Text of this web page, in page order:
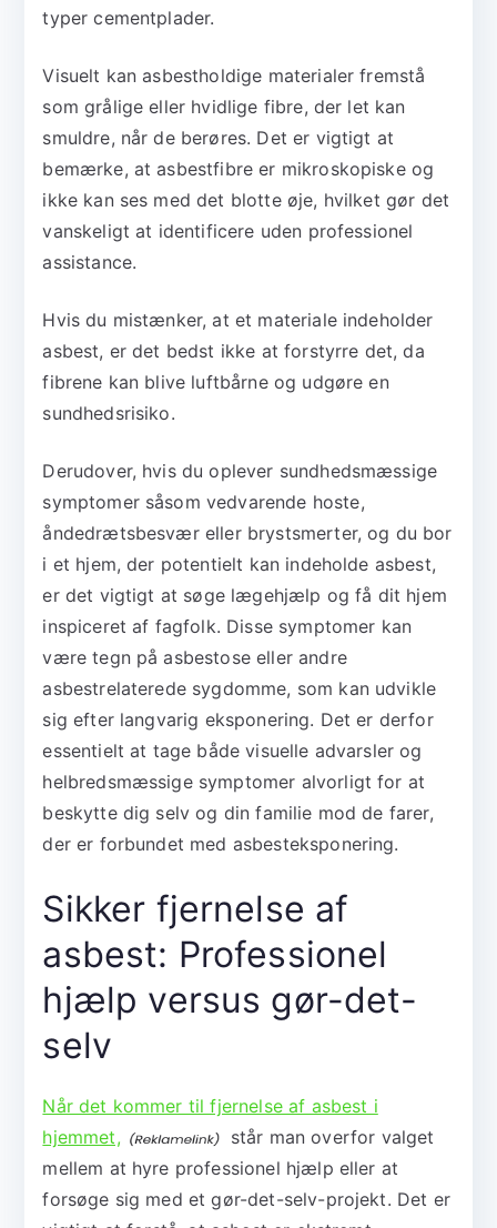
typer cementplader.
Visuelt kan asbestholdige materialer fremstå
som grålige eller hvidlige fibre, der let kan
smuldre, når de berøres. Det er vigtigt at
bemærke, at asbestfibre er mikroskopiske og
ikke kan ses med det blotte øje, hvilket gør det
vanskeligt at identificere uden professionel
assistance.
Hvis du mistænker, at et materiale indeholder
asbest, er det bedst ikke at forstyrre det, da
fibrene kan blive luftbårne og udgøre en
sundhedsrisiko.
Derudover, hvis du oplever sundhedsmæssige
symptomer såsom vedvarende hoste,
åndedrætsbesvær eller brystsmerter, og du bor
i et hjem, der potentielt kan indeholde asbest,
er det vigtigt at søge lægehjælp og få dit hjem
inspiceret af fagfolk. Disse symptomer kan
være tegn på asbestose eller andre
asbestrelaterede sygdomme, som kan udvikle
sig efter langvarig eksponering. Det er derfor
essentielt at tage både visuelle advarsler og
helbredsmæssige symptomer alvorligt for at
beskytte dig selv og din familie mod de farer,
der er forbundet med asbesteksponering.
Sikker fjernelse af
asbest: Professionel
hjælp versus gør-det-
selv
Når det kommer til fjernelse af asbest i
hjemmet,
står man overfor valget
mellem at hyre professionel hjælp eller at
forsøge sig med et gør-det-selv-projekt. Det er